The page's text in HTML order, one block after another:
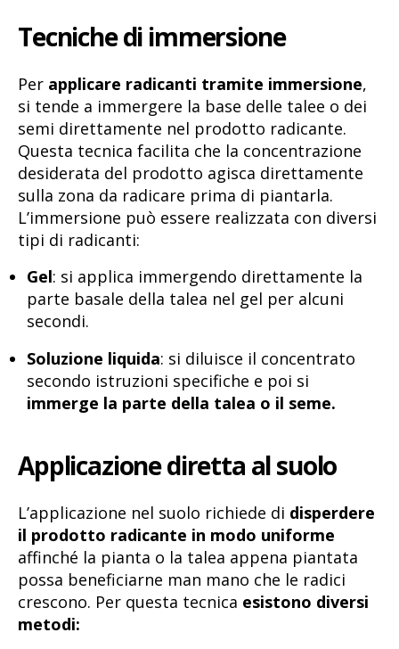
Tecniche di immersione
Per applicare radicanti tramite immersione,
si tende a immergere la base delle talee o dei
semi direttamente nel prodotto radicante.
Questa tecnica facilita che la concentrazione
desiderata del prodotto agisca direttamente
sulla zona da radicare prima di piantarla.
L’immersione può essere realizzata con diversi
tipi di radicanti:
Gel: si applica immergendo direttamente la
parte basale della talea nel gel per alcuni
secondi.
Soluzione liquida: si diluisce il concentrato
secondo istruzioni specifiche e poi si
immerge la parte della talea o il seme.
Applicazione diretta al suolo
L’applicazione nel suolo richiede di disperdere
il prodotto radicante in modo uniforme
affinché la pianta o la talea appena piantata
possa beneficiarne man mano che le radici
crescono. Per questa tecnica esistono diversi
metodi: